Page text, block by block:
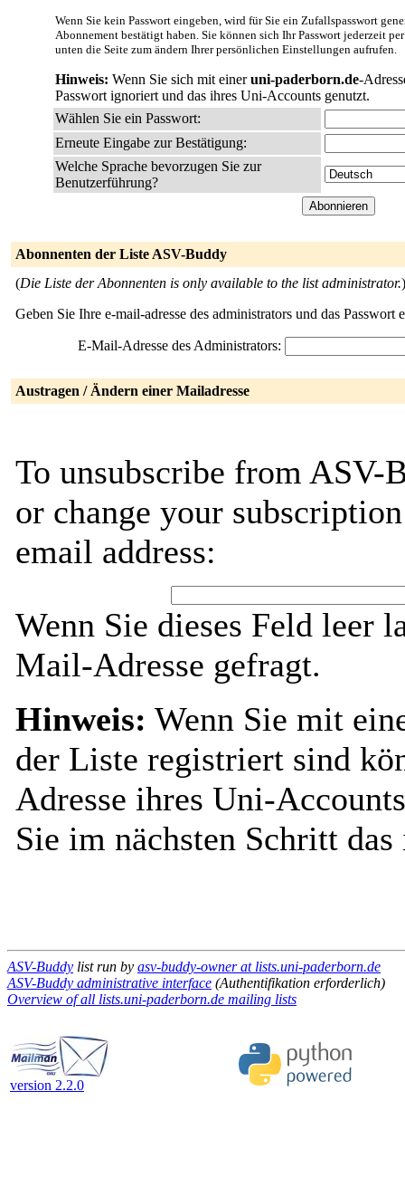
Wenn Sie kein Passwort eingeben, wird für Sie ein Zufallspasswort
Abonnement bestätigt haben. Sie können sich Ihr Passwort jederzeit
unten die Seite zum ändern Ihrer persönlichen Einstellungen aufrufen.
Hinweis: Wenn Sie sich mit eineruni-paderborn.de-
Passwort ignoriert und das ihres Uni-Accounts genutzt.
Wählen Sie ein Passwort:
Erneute Eingabe zur Bestätigung:
Welche Sprache bevorzugen Sie zur
Benutzerführung?
Abonnenten der Liste ASV-Buddy
(Die Liste der Abonnenten is only available to the list administrator.)
Geben Sie Ihre e-mail-adresse des administrators und das
E-Mail-Adresse des Administrators:
Austragen / Ändern einer Mailadresse
To unsubscribe from ASV-
or change your
email address:
Wenn Sie dieses Feld leer
Mail-Adresse gefragt.
Hinweis: Wenn Sie mit
der Liste registriert sind
Adresse ihres Uni-
Sie im nächsten Schritt
ASV-Buddy list run by asv-buddy-owner at lists.uni-paderborn.de
ASV-Buddy administrative interface (Authentifikation erforderlich)
Overview of all lists.uni-paderborn.de mailing lists
version 2.2.0